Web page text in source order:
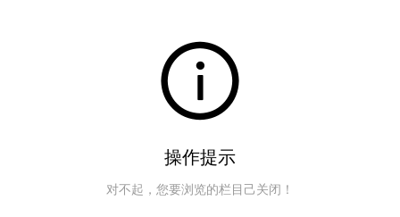
操作提示
对不起，您要浏览的栏目己关闭！